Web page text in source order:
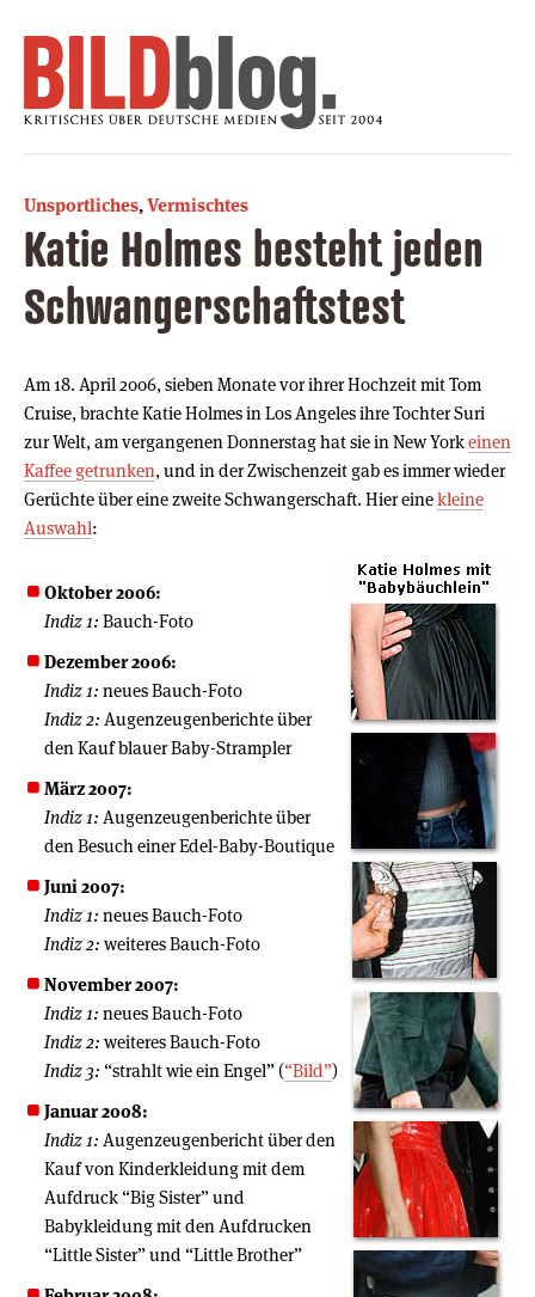
Unsportliches,Vermischtes
Katie Holmes besteht jeden
Schwangerschaftstest
Am 18. April 2006, sieben Monate vor ihrer Hochzeit mit Tom
Cruise, brachte Katie Holmes in Los Angeles ihre Tochter Suri
zur Welt, am vergangenen Donnerstag hat sie in New Yorkeinen
Kaffee getrunken, und in der Zwischenzeit gab es immer wieder
Gerüchte über eine zweite Schwangerschaft. Hier einekleine
Auswahl:
Oktober 2006:
Indiz 1: Bauch-Foto
Dezember 2006:
Indiz 1: neues Bauch-Foto
Indiz 2: Augenzeugenberichte über
den Kauf blauer Baby-Strampler
März 2007:
Indiz 1: Augenzeugenberichte über
den Besuch einer Edel-Baby-Boutique
Juni 2007:
Indiz 1: neues Bauch-Foto
Indiz 2: weiteres Bauch-Foto
November 2007:
Indiz 1: neues Bauch-Foto
Indiz 2: weiteres Bauch-Foto
Indiz 3: “strahlt wie ein Engel” (“Bild”)
Januar 2008:
Indiz 1: Augenzeugenbericht über den
Kauf von Kinderkleidung mit dem
Aufdruck “Big Sister” und
Babykleidung mit den Aufdrucken
“Little Sister” und “Little Brother”